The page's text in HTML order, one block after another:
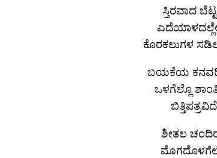
ಸ್ತಿರವಾದ
ಕೊರಕಲುಗಳ
ಬಯಕೆಯ
ಒಳಗೆಲ್ಲೊ
ಬಿತ್ತಿಪತ್ರವಿದೆ
ಶೀತಲ